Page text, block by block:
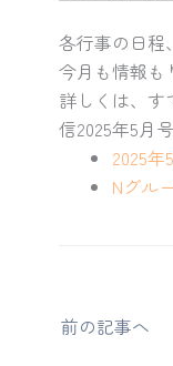
各行事の日程
今月も情報
詳しくは、す
信2025年5月
2025年
Nグル
前の記事へ